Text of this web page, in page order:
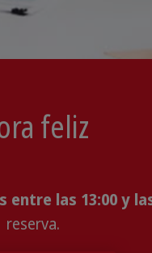
feliz
las 13:00 y
reserva.